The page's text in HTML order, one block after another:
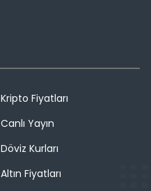
Kripto Fiyatları
Canlı Yayın
Döviz Kurları
Altın Fiyatları